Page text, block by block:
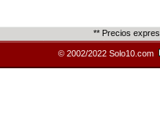
** Precios
© 2002/2022 Solo10.com